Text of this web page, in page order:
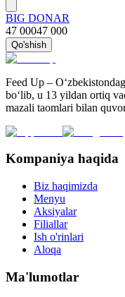
BIG DONAR
47 00047 000
Qo'shish
Feed Up –
bo‘lib, u 13 yildan ortiq
mazali taomlari bilan
Kompaniya haqida
Biz haqimizda
Menyu
Aksiyalar
Filiallar
Ish o'rinlari
Aloqa
Ma'lumotlar